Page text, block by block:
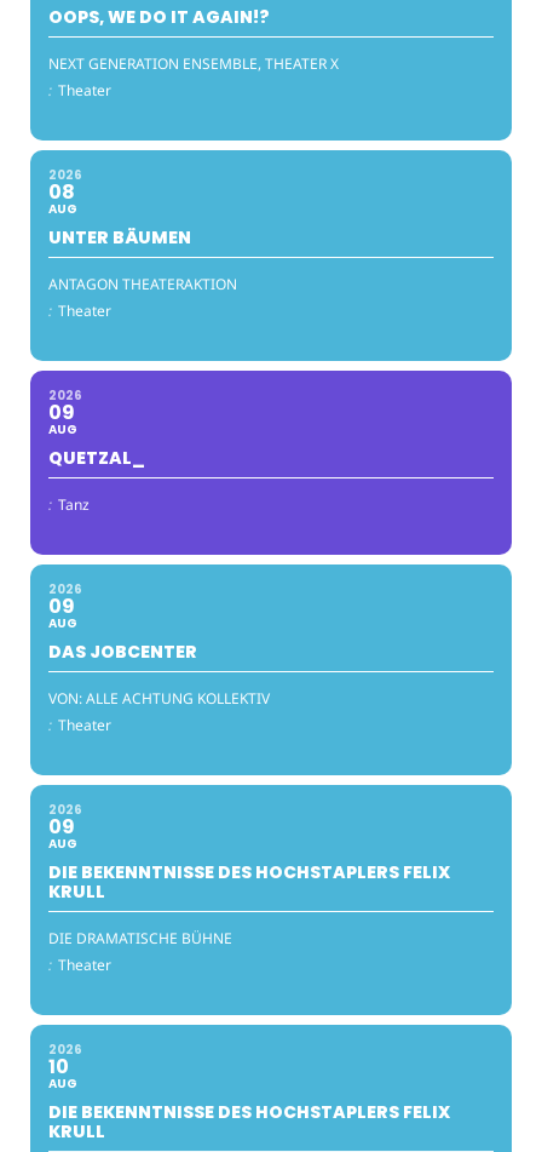
OOPS, WE DO IT AGAIN!?
NEXT GENERATION ENSEMBLE, THEATER X
: Theater
2026
08
AUG
UNTER BÄUMEN
ANTAGON THEATERAKTION
: Theater
2026
09
AUG
QUETZAL_
: Tanz
2026
09
AUG
DAS JOBCENTER
VON: ALLE ACHTUNG KOLLEKTIV
: Theater
2026
09
AUG
DIE BEKENNTNISSE DES HOCHSTAPLERS FELIX
KRULL
DIE DRAMATISCHE BÜHNE
: Theater
2026
10
AUG
DIE BEKENNTNISSE DES HOCHSTAPLERS FELIX
KRULL